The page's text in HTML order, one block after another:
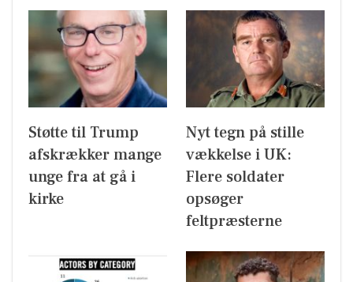
Støtte til Trump
afskrækker mange
unge fra at gå i
kirke
Nyt tegn på stille
vækkelse i UK:
Flere soldater
opsøger
feltpræsterne